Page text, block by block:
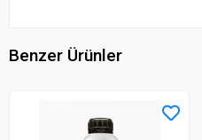
Benzer Ürünler